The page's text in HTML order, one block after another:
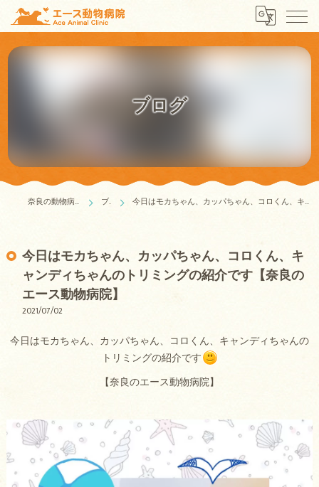
ブログ
奈良の動物病院はエース動物病院 ブログ 今日はモカちゃん、カッパちゃん、コロくん、キャンディちゃんのトリミングの紹介です【奈良のエース動物病院】
今日はモカちゃん、カッパちゃん、コロくん、キ
ャンディちゃんのトリミングの紹介です【奈良の
エース動物病院】
2021/07/02
今日はモカちゃん、カッパちゃん、コロくん、キャンディちゃんの
トリミングの紹介です
【奈良のエース動物病院】